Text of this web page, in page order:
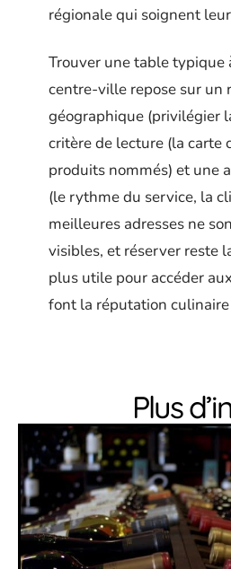
régionale qui soignent
Trouver une table typique
centre-ville repose sur un
géographique (privilégier
critère de lecture (la carte
produits nommés) et une
(le rythme du service, la
meilleures adresses ne
visibles, et réserver reste
plus utile pour accéder
font la réputation
Plus